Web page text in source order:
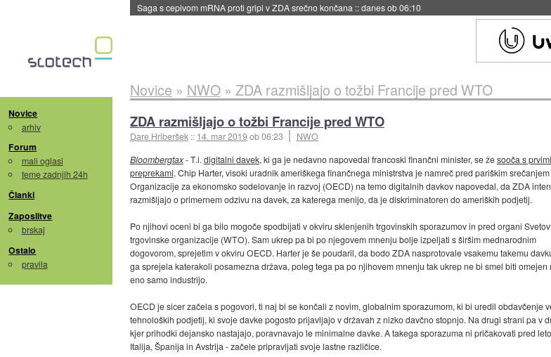
BMW v vozilih začel predvajati reklame::danes ob 06:09
Novice
arhiv
Forum
mali oglasi
teme zadnjih 24h
Članki
Zaposlitve
brskaj
Ostalo
pravila
Novice » NWO» ZDA razmišljajo o tožbi Francije pred WTO
ZDA razmišljajo o tožbi Francije pred WTO
Dare Hriberšek :: 14. mar 2019ob 06:23 NWO
Bloombergtax- T.i. digitalni davek, ki ga je nedavno napovedal francoski finančni minister, se žesooča s prvimi
preprekami. Chip Harter, visoki uradnik ameriškega finančnega ministrstva je namreč pred pariškim srečanjem
Organizacije za ekonomsko sodelovanje in razvoj (OECD) na temo digitalnih davkov napovedal, da ZDA
razmišljajo o primernem odzivu na davek, za katerega menijo, da je diskriminatoren do ameriških podjetij.
Po njihovi oceni bi ga bilo mogoče spodbijati v okviru sklenjenih trgovinskih sporazumov in pred organi
trgovinske organizacije (WTO). Sam ukrep pa bi po njegovem mnenju bolje izpeljati s širšim mednarodnim
dogovorom, sprejetim v okviru OECD. Harter je še poudaril, da bodo ZDA nasprotovale vsakemu takemu
ga sprejela katerakoli posamezna država, poleg tega pa po njihovem mnenju tak ukrep ne bi smel biti omejen
eno samo industrijo.
OECD je sicer začela s pogovori, ti naj bi se končali z novim, globalnim sporazumom, ki bi uredil obdavčenje
tehnoloških podjetij, ki svoje davke pogosto prijavljajo v državah z nizko davčno stopnjo. Na drugi strani pa v
kjer prihodki dejansko nastajajo, poravnavajo le minimalne davke. A takega sporazuma ni pričakovati pred
Italija, Španija in Avstrija - začele pripravljati svoje lastne različice.